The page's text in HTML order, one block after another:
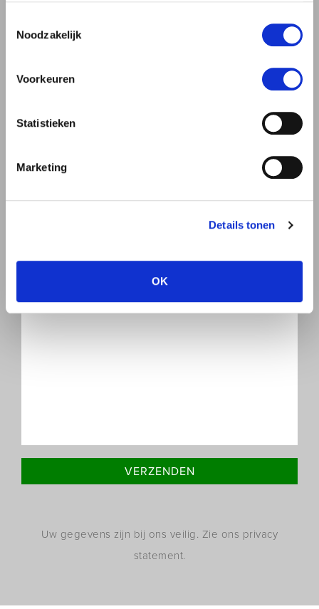
Noodzakelijk
Voorkeuren
Statistieken
Marketing
Details tonen
OK
Uw gegevens zijn bij ons veilig. Zie ons privacy
statement.